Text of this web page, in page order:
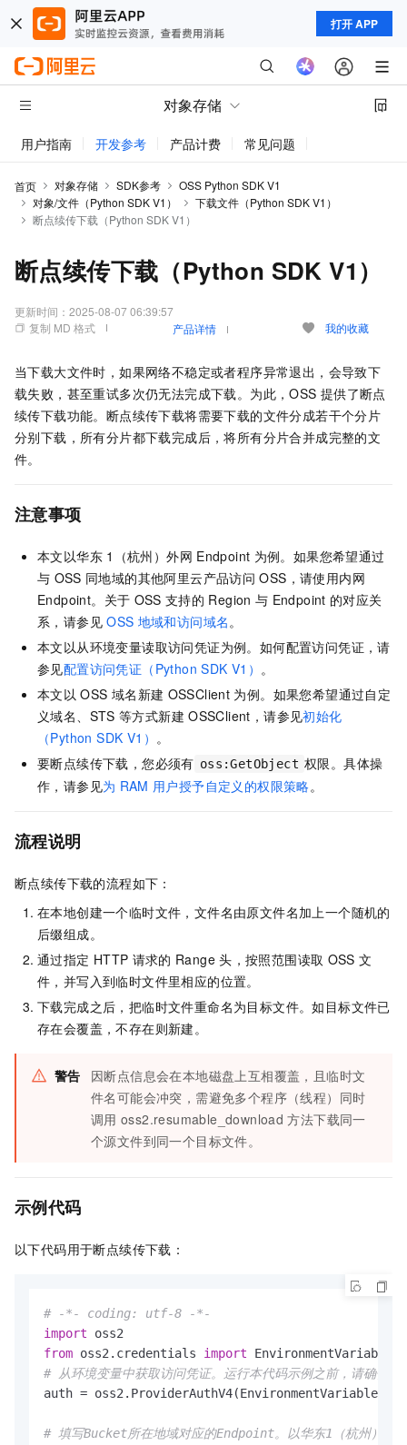
打开 APP
对象存储
用户指南 开发参考 产品计费 常见问题
首页 对象存储 SDK参考
OSS Python SDK V1
对象/文件（Python SDK V1）
下载文件（Python SDK V1）
断点续传下载（Python SDK V1）
断点续传下载（Python SDK V1）
更新时间： 2025-08-07 06:39:57
复制 MD 格式
产品详情 我的收藏
当下载大文件时，如果网络不稳定或者程序异常退出，会导致下
载失败，甚至重试多次仍无法完成下载。为此，OSS 提供了断点
续传下载功能。断点续传下载将需要下载的文件分成若干个分片
分别下载，所有分片都下载完成后，将所有分片合并成完整的文
件。
注意事项
本文以华东 1（杭州）外网 Endpoint 为例。如果您希望通过
与 OSS 同地域的其他阿里云产品访问 OSS，请使用内网
Endpoint。关于 OSS 支持的 Region 与 Endpoint 的对应关
系，请参见 OSS 地域和访问域名。
本文以从环境变量读取访问凭证为例。如何配置访问凭证，请
参见配置访问凭证（Python SDK V1） 。
本文以 OSS 域名新建 OSSClient 为例。如果您希望通过自定
义域名、STS 等方式新建 OSSClient，请参见初始化
（Python SDK V1） 。
要断点续传下载，您必须有 oss:GetObject 权限。具体操
作，请参见为 RAM 用户授予自定义的权限策略。
流程说明
断点续传下载的流程如下：
在本地创建一个临时文件，文件名由原文件名加上一个随机的
后缀组成。
通过指定 HTTP 请求的 Range 头，按照范围读取 OSS 文
件，并写入到临时文件里相应的位置。
下载完成之后，把临时文件重命名为目标文件。如目标文件已
存在会覆盖，不存在则新建。
警告
因断点信息会在本地磁盘上互相覆盖，且临时文
件名可能会冲突，需避免多个程序（线程）同时
调用 oss2.resumable_download 方法下载同一
个源文件到同一个目标文件。
示例代码
以下代码用于断点续传下载：
# -*- coding: utf-8 -*-
import
from oss2.credentials import
# 从环境变量中获取访问凭证。运行本代码示例之前，请确保已设
auth =
# 填写Bucket所在地域对应的Endpoint。以华东1（杭州